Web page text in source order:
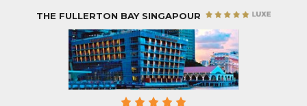
THE FULLERTON BAY SINGAPOUR